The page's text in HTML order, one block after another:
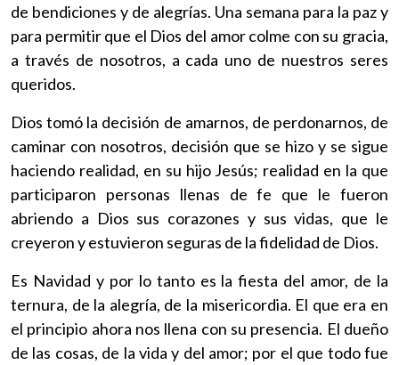
de bendiciones y de alegrías. Una semana para la paz y
para permitir que el Dios del amor colme con su gracia,
a través de nosotros, a cada uno de nuestros seres
queridos.
Dios tomó la decisión de amarnos, de perdonarnos, de
caminar con nosotros, decisión que se hizo y se sigue
haciendo realidad, en su hijo Jesús; realidad en la que
participaron personas llenas de fe que le fueron
abriendo a Dios sus corazones y sus vidas, que le
creyeron y estuvieron seguras de la fidelidad de Dios.
Es Navidad y por lo tanto es la fiesta del amor, de la
ternura, de la alegría, de la misericordia. El que era en
el principio ahora nos llena con su presencia. El dueño
de las cosas, de la vida y del amor; por el que todo fue